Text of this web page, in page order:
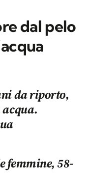
dal pelo
da riporto,
femmine, 58-